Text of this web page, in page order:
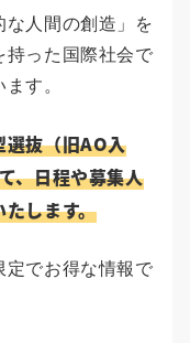
人間の創造」を
持った国際社会で
す。
選抜（旧AO入
、日程や募集人
します。
定でお得な情報で